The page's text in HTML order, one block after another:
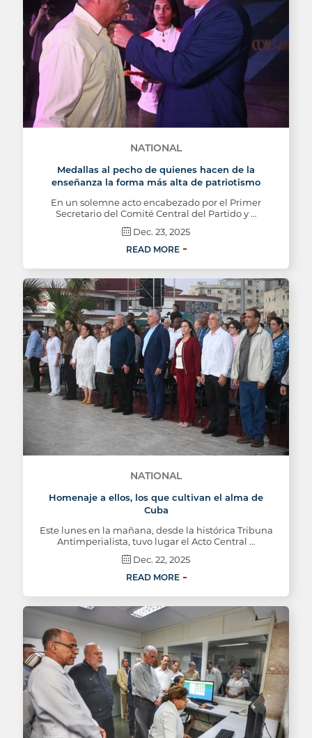
NATIONAL
Medallas al pecho de quienes hacen de la
enseñanza la forma más alta de patriotismo
En un solemne acto encabezado por el Primer
Secretario del Comité Central del Partido y …
Dec. 23, 2025
READ MORE
NATIONAL
Homenaje a ellos, los que cultivan el alma de
Cuba
Este lunes en la mañana, desde la histórica Tribuna
Antimperialista, tuvo lugar el Acto Central …
Dec. 22, 2025
READ MORE